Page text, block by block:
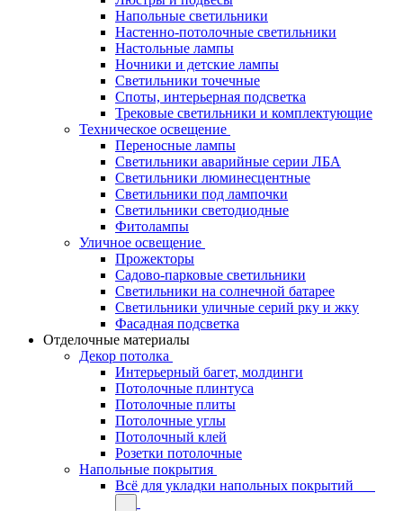
Напольные светильники
Настенно-потолочные светильники
Настольные лампы
Ночники и детские лампы
Светильники точечные
Споты, интерьерная подсветка
Трековые светильники и комплектующие
Техническое освещение
Переносные лампы
Светильники аварийные серии ЛБА
Светильники люминесцентные
Светильники под лампочки
Светильники светодиодные
Фитолампы
Уличное освещение
Прожекторы
Садово-парковые светильники
Светильники на солнечной батарее
Светильники уличные серий рку и жку
Фасадная подсветка
Отделочные материалы
Декор потолка
Интерьерный багет, молдинги
Потолочные плинтуса
Потолочные плиты
Потолочные углы
Потолочный клей
Розетки потолочные
Напольные покрытия
Всё для укладки напольных покрытий